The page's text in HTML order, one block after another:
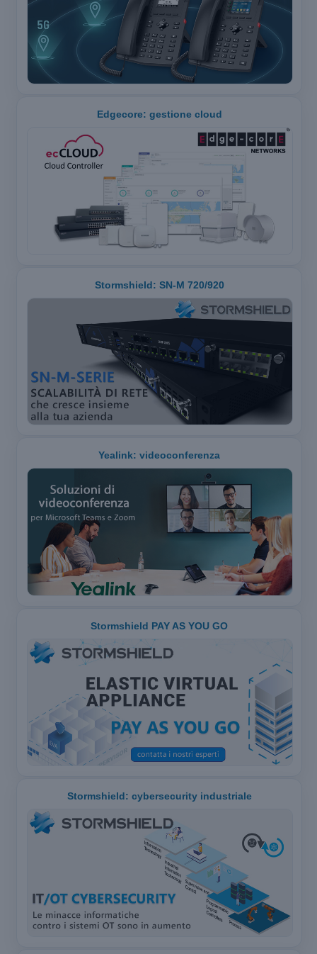
Edgecore: gestione cloud
Stormshield: SN-M 720/920
Yealink: videoconferenza
Stormshield PAY AS YOU GO
Stormshield: cybersecurity industriale